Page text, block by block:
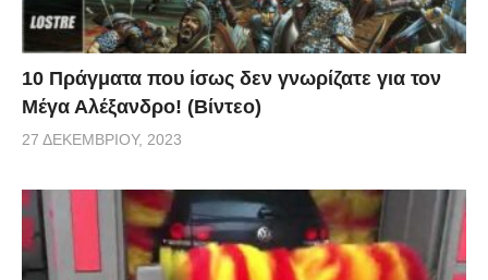
10 Πράγματα που ίσως δεν γνωρίζατε για τον
Μέγα Αλέξανδρο! (Βίντεο)
27 ΔΕΚΕΜΒΡΊΟΥ, 2023